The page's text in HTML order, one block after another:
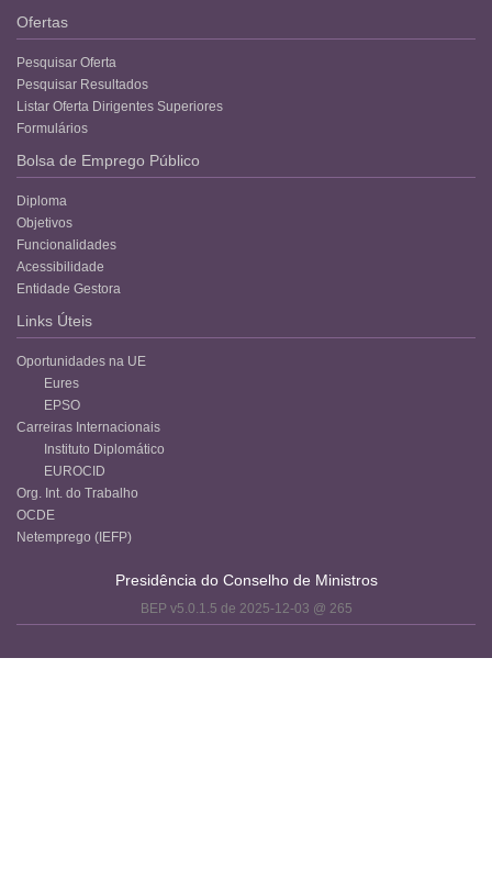
Ofertas
Pesquisar Oferta
Pesquisar Resultados
Listar Oferta Dirigentes Superiores
Formulários
Bolsa de Emprego Público
Diploma
Objetivos
Funcionalidades
Acessibilidade
Entidade Gestora
Links Úteis
Oportunidades na UE
Eures
EPSO
Carreiras Internacionais
Instituto Diplomático
EUROCID
Org. Int. do Trabalho
OCDE
Netemprego (IEFP)
Presidência do Conselho de Ministros
BEP v5.0.1.5 de 2025-12-03 @ 265